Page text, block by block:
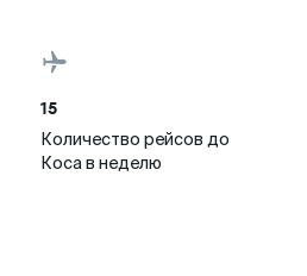
15
Количество рейсов до
Коса в неделю